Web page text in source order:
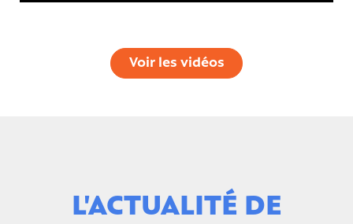
Voir les vidéos
L'ACTUALITÉ DE